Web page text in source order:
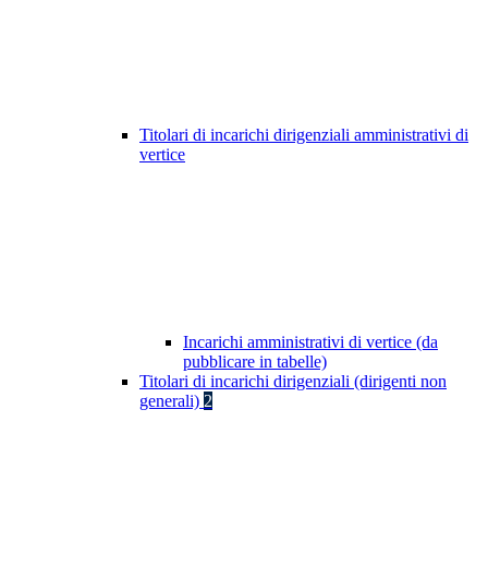
Titolari di incarichi dirigenziali amministrativi di
vertice
Incarichi amministrativi di vertice (da
pubblicare in tabelle)
Titolari di incarichi dirigenziali (dirigenti non
generali) 2